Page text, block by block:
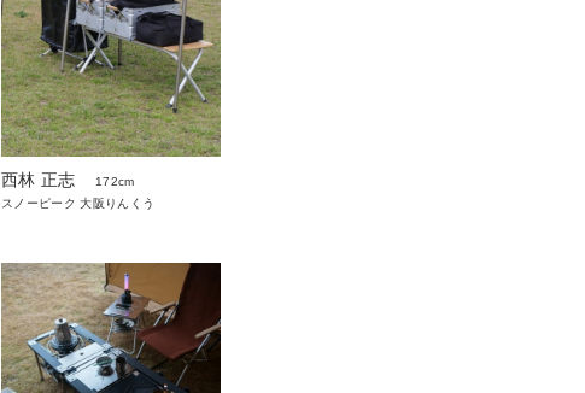
西林 正志
172cm
スノーピーク 大阪りんくう